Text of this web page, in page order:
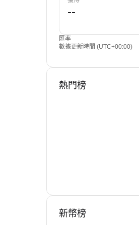
匯率
數據更新時間 (UTC+00:00)
熱門榜
新幣榜